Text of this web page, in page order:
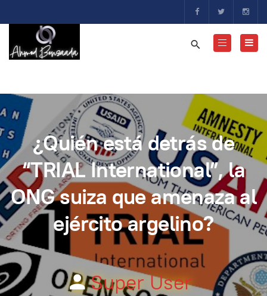
¿Quién está detrás de
“TRIAL International”, la
ONG suiza que amenaza al
ejército argelino?
Super User